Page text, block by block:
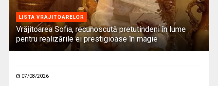
LISTA VRAJITOARELOR
Vrăjitoarea Sofia, recunoscută pretutindeni în lume
pentru realizările ei prestigioase în magie
07/08/2026